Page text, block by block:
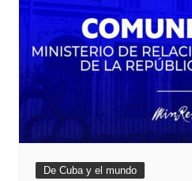
De Cuba y el mundo